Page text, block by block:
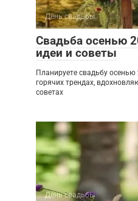
День свадьбы
Свадьба осенью
идеи и советы
Планируете свадьбу
горячих трендах,
советах
День свадьбы